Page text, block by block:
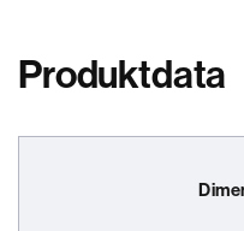
Produktdata